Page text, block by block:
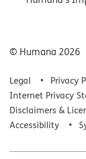
© Humana 2026
Legal
Privacy
Internet Privacy
Disclaimers &
Accessibility